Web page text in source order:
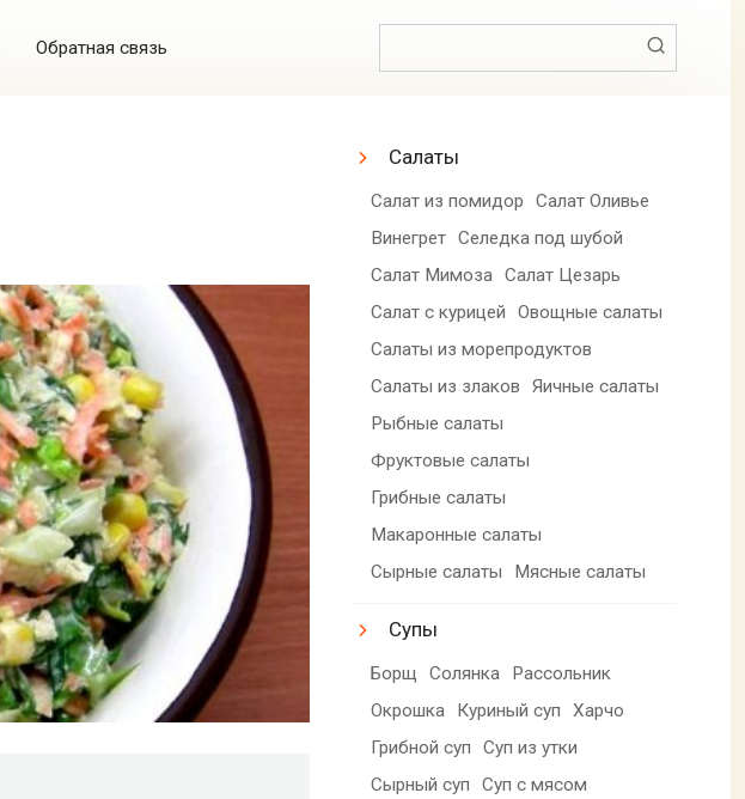
Обратная связь
Салаты
Салат из помидор
Салат Оливье
Винегрет Селедка под шубой
Салат Мимоза Салат Цезарь
Салат с курицей
Овощные салаты
Салаты из морепродуктов
Салаты из злаков
Яичные салаты
Рыбные салаты
Фруктовые салаты
Грибные салаты
Макаронные салаты
Сырные салаты
Мясные салаты
Супы
Борщ Солянка
Рассольник
Окрошка
Куриный суп
Харчо
Грибной суп
Суп из утки
Сырный суп
Суп с мясом